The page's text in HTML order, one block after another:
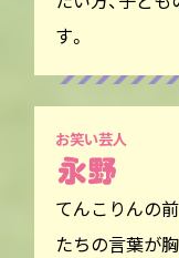
す。
お笑い芸人
てんこりんの
たちの言葉が